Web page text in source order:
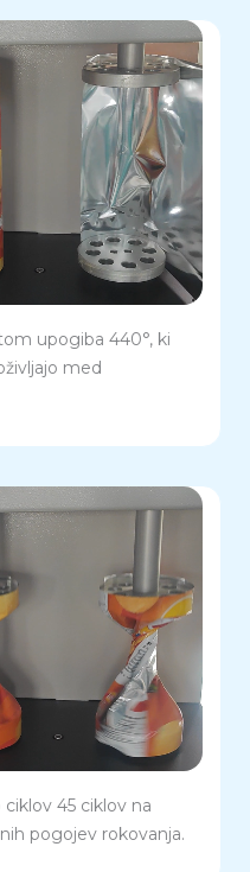
upogiba 440°, ki
med
45 ciklov na
pogojev rokovanja.